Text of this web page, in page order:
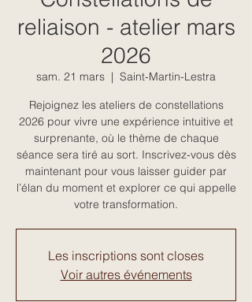
reliaison - atelier mars
2026
sam. 21 mars
  |
Saint-Martin-Lestra
Rejoignez les ateliers de constellations
2026 pour vivre une expérience intuitive et
surprenante, où le thème de chaque
séance sera tiré au sort. Inscrivez-vous dès
maintenant pour vous laisser guider par
l’élan du moment et explorer ce qui appelle
votre transformation.
Les inscriptions sont closes
Voir autres événements